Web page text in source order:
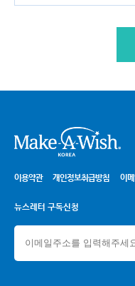
이용약관 개인정보취급방침 이
뉴스레터 구독신청